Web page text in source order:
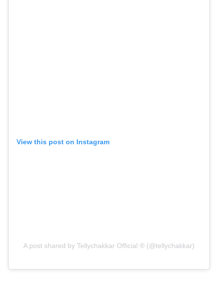
View this post on Instagram
A post shared by Tellychakkar Official ® (@tellychakkar)